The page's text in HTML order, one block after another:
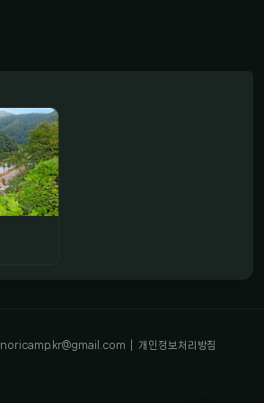
noricamp.kr@gmail.com 개인정보처리방침